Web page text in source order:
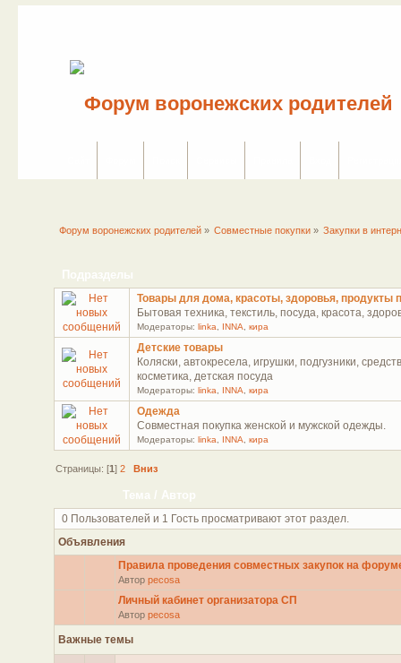
Форум воронежских родителей» Совместные покупки » Закупки в
Подразделы
Товары для дома, красоты, здоровья, продукты
Бытовая техника, текстиль, посуда, красота,
Модераторы:linka, INNA,кира
Детские товары
Коляски, автокресела, игрушки, подгузники,
косметика, детская посуда
Модераторы:linka, INNA,кира
Одежда
Совместная покупка женской и мужской одежды.
Модераторы:linka, INNA,кира
Страницы: [1] 2 Вниз
Тема / Автор
0 Пользователей и 1 Гость просматривают этот раздел.
Объявления
Правила проведения совместных закупок на
Автор pecosa
Личный кабинет организатора СП
Автор pecosa
Важные темы